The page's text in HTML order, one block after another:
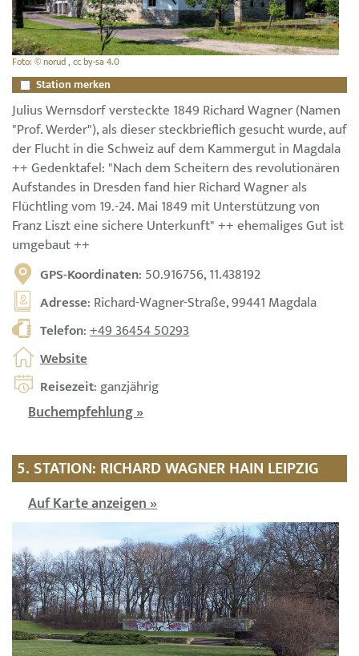
Foto: © norud , cc by-sa 4.0
Station merken
Julius Wernsdorf versteckte 1849 Richard Wagner (Namen
"Prof. Werder"), als dieser steckbrieflich gesucht wurde, auf
der Flucht in die Schweiz auf dem Kammergut in Magdala
++ Gedenktafel: "Nach dem Scheitern des revolutionären
Aufstandes in Dresden fand hier Richard Wagner als
Flüchtling vom 19.-24. Mai 1849 mit Unterstützung von
Franz Liszt eine sichere Unterkunft" ++ ehemaliges Gut ist
umgebaut ++
GPS-Koordinaten: 50.916756, 11.438192
Adresse: Richard-Wagner-Straße, 99441 Magdala
Telefon:+49 36454 50293
Website
Reisezeit: ganzjährig
Buchempfehlung »
5. STATION: RICHARD WAGNER HAIN LEIPZIG
Auf Karte anzeigen »